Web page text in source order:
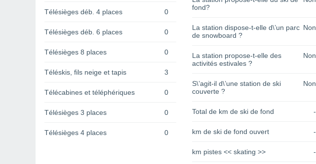
Télésièges déb. 4 places 0
Télésièges déb. 6 places 0
Télésièges 8 places 0
Téléskis, fils neige et tapis 3
Télécabines et téléphériques 0
Télésièges 3 places 0
Télésièges 4 places 0
fond?
La station dispose-t-elle d\’un parc
de snowboard ?
Non
La station propose-t-elle des
activités estivales ?
Non
S\’agit-il d\’une station de ski
couverte ?
Non
Total de km de ski de fond -
km de ski de fond ouvert -
km pistes << skating >> -